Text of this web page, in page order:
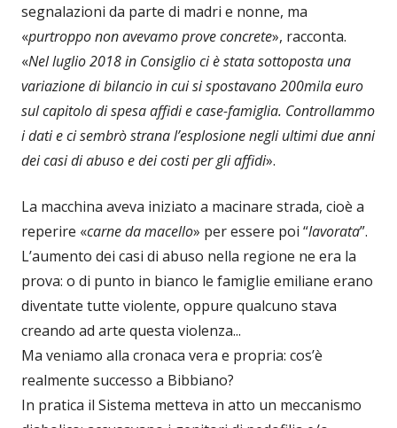
segnalazioni da parte di madri e nonne, ma
«purtroppo non avevamo prove concrete», racconta.
«Nel luglio 2018 in Consiglio ci è stata sottoposta una
variazione di bilancio in cui si spostavano 200mila euro
sul capitolo di spesa affidi e case-famiglia. Controllammo
i dati e ci sembrò strana l’esplosione negli ultimi due anni
dei casi di abuso e dei costi per gli affidi».
La macchina aveva iniziato a macinare strada, cioè a
reperire «carne da macello» per essere poi “lavorata”.
L’aumento dei casi di abuso nella regione ne era la
prova: o di punto in bianco le famiglie emiliane erano
diventate tutte violente, oppure qualcuno stava
creando ad arte questa violenza...
Ma veniamo alla cronaca vera e propria: cos’è
realmente successo a Bibbiano?
In pratica il Sistema metteva in atto un meccanismo